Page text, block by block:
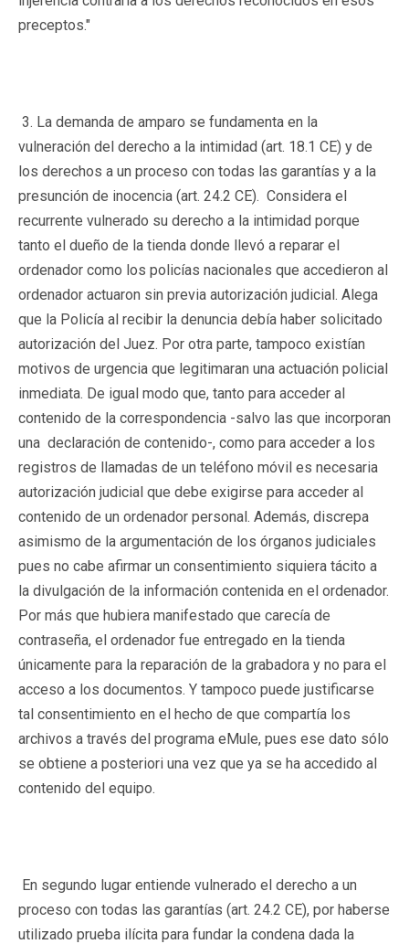
preceptos."
3. La demanda de amparo se fundamenta en la
vulneración del derecho a la intimidad (art. 18.1 CE) y de
los derechos a un proceso con todas las garantías y a la
presunción de inocencia (art. 24.2 CE). Considera el
recurrente vulnerado su derecho a la intimidad porque
tanto el dueño de la tienda donde llevó a reparar el
ordenador como los policías nacionales que accedieron al
ordenador actuaron sin previa autorización judicial. Alega
que la Policía al recibir la denuncia debía haber solicitado
autorización del Juez. Por otra parte, tampoco existían
motivos de urgencia que legitimaran una actuación policial
inmediata. De igual modo que, tanto para acceder al
contenido de la correspondencia -salvo las que incorporan
una declaración de contenido-, como para acceder a los
registros de llamadas de un teléfono móvil es necesaria
autorización judicial que debe exigirse para acceder al
contenido de un ordenador personal. Además, discrepa
asimismo de la argumentación de los órganos judiciales
pues no cabe afirmar un consentimiento siquiera tácito a
la divulgación de la información contenida en el ordenador.
Por más que hubiera manifestado que carecía de
contraseña, el ordenador fue entregado en la tienda
únicamente para la reparación de la grabadora y no para el
acceso a los documentos. Y tampoco puede justificarse
tal consentimiento en el hecho de que compartía los
archivos a través del programa eMule, pues ese dato sólo
se obtiene a posteriori una vez que ya se ha accedido al
contenido del equipo.
En segundo lugar entiende vulnerado el derecho a un
proceso con todas las garantías (art. 24.2 CE), por haberse
utilizado prueba ilícita para fundar la condena dada la